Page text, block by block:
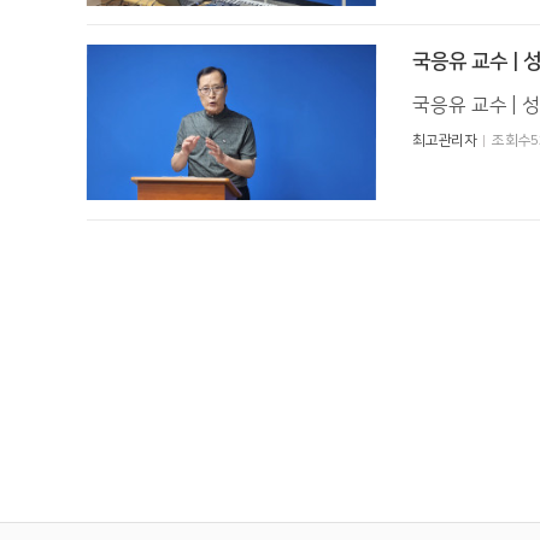
국응유 교수 |
국응유 교수 |
최고관리자 조회수